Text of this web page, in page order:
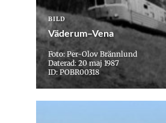
BILD
Väderum–Vena
Foto: Per-Olov Brännlund
Daterad: 20 maj 1987
ID: POBR00318